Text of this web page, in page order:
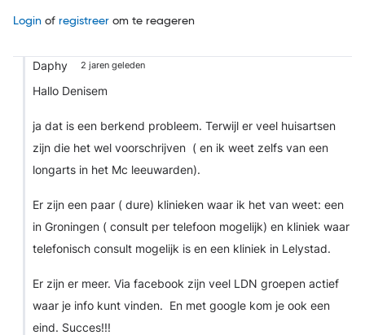
Login of registreer om te reageren
Daphy 2 jaren geleden
Hallo Denisem
ja dat is een berkend probleem. Terwijl er veel huisartsen
zijn die het wel voorschrijven ( en ik weet zelfs van een
longarts in het Mc leeuwarden).
Er zijn een paar ( dure) klinieken waar ik het van weet: een
in Groningen ( consult per telefoon mogelijk) en kliniek waar
telefonisch consult mogelijk is en een kliniek in Lelystad.
Er zijn er meer. Via facebook zijn veel LDN groepen actief
waar je info kunt vinden. En met google kom je ook een
eind. Succes!!!